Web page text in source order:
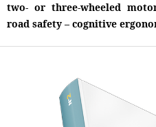
two- or three-wheeled
road safety – cognitive